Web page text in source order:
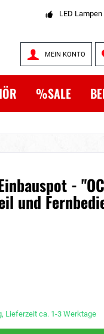
LED
MEIN KONTO
%SALE
-
und
Lieferzeit ca. 1-3 Werktage